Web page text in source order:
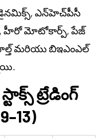
ఎన్‌హెచ్‌పీసీ
హీరో మోటోకార్ప్, పేజ్
హెల్త్ మరియు బిఇఎంఎల్
ట్రేడింగ్